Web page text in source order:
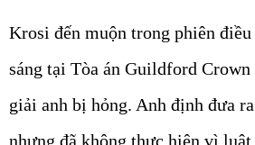
Krosi đến muộn trong phiên
sáng tại Tòa án Guildford
giải anh bị hỏng. Anh định đưa
nhưng đã không thực hiện vì